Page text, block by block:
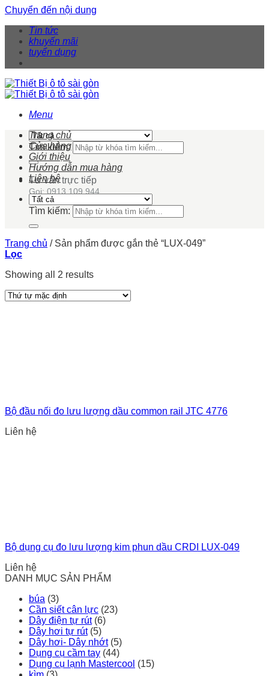
Chuyển đến nội dung
Tin tức
khuyến mãi
tuyển dụng
Menu
Tìm kiếm:
Tư vấn trực tiếp
Gọi: 0913 109 944
Trang chủ
Cửa hàng
Giới thiệu
Hướng dẫn mua hàng
Liên hệ
Tìm kiếm:
Trang chủ /Sản phẩm được gắn thẻ “LUX-049”
Lọc
Showing all 2 results
Bộ đầu nối đo lưu lượng dầu common rail JTC 4776
Liên hệ
Bộ dụng cụ đo lưu lượng kim phun dầu CRDI LUX-049
Liên hệ
DANH MỤC SẢN PHẨM
búa (3)
Cần siết cân lực (23)
Dây điện tự rút (6)
Dây hơi tự rút (5)
Dây hơi- Dây nhớt (5)
Dụng cụ cầm tay (44)
Dụng cụ lạnh Mastercool (15)